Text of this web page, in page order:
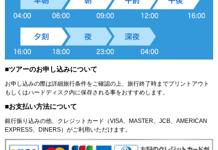
■ツアーのお申し込みについて
お申し込みの際は詳細旅行条件をご確認の上、旅行終了時までプリントアウト
もしくはハードディスク内に保存される事をおすすめします。
■お支払い方法について
銀行振り込みの他、クレジットカード（VISA、MASTER、JCB、AMERICAN
EXPRESS、DINERS）がご利用いただけます。